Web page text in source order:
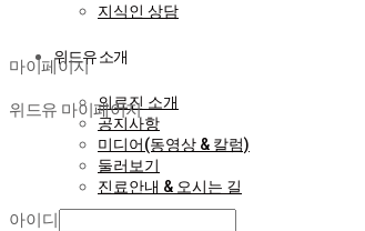
지식인 상담
위드유 소개
의료진 소개
공지사항
미디어(동영상 & 칼럼)
둘러보기
진료안내 & 오시는 길
마이페이
마이페이지
위드유 마이페이지
아이디